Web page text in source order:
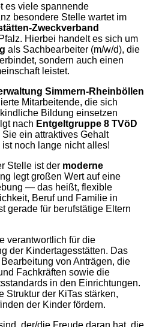
es viele spannende
besondere Stelle wartet im
Zweckverband
Hierbei handelt es sich um
als Sachbearbeiter (m/w/d), die
sondern auch einen
leistet.
Simmern-Rheinböllen
Mitarbeitende, die sich
Bildung einsetzen
nach Entgeltgruppe 8 TVöD
ein attraktives Gehalt
noch lange nicht alles!
Stelle ist der moderne
legt großen Wert auf eine
— das heißt, flexible
Beruf und Familie in
gerade für berufstätige Eltern
verantwortlich für die
der Kindertagesstätten. Das
von Anträgen, die
Fachkräften sowie die
in den Einrichtungen.
Struktur der KiTas stärken,
der Kinder fördern.
der/die Freude daran hat, die